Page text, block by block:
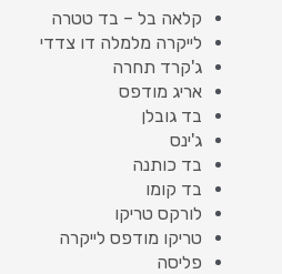
קלאה בל – בד טטרה
לייקרה מלמלה דו צדדי
ג'קרד תחרה
אריג מודפס
בד גובלן
ג'ינס
בד כותנה
בד קומו
לורקס טריקו
טריקו מודפס לייקרה
פליסה